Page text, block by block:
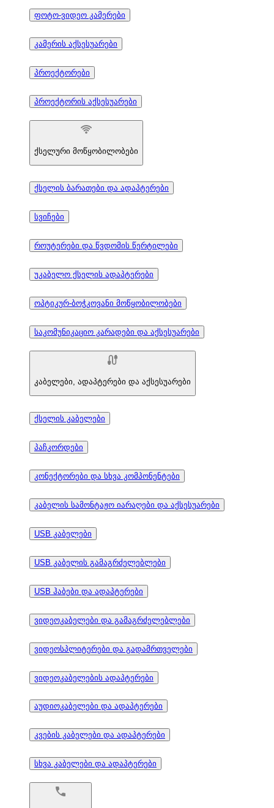
ფოტო-ვიდეო კამერები
კამერის აქსესუარები
პროექტორები
პროექტორის აქსესუარები
ქსელური მოწყობილობები
ქსელის ბარათები და ადაპტერები
სვიჩები
როუტერები და წვდომის წერტილები
უკაბელო ქსელის ადაპტერები
ოპტიკურ-ბოჭკოვანი მოწყობილობები
საკომუნიკაციო კარადები და აქსესუარები
კაბელები, ადაპტერები და აქსესუარები
ქსელის კაბელები
პაჩკორდები
კონექტორები და სხვა კომპონენტები
კაბელის სამონტაჟო იარაღები და აქსესუარები
USB კაბელები
USB კაბელის გამაგრძელებლები
USB ჰაბები და ადაპტერები
ვიდეოკაბელები და გამაგრძელებლები
ვიდეოსპლიტერები და გადამრთველები
ვიდეოკაბელების ადაპტერები
აუდიოკაბელები და ადაპტერები
კვების კაბელები და ადაპტერები
სხვა კაბელები და ადაპტერები